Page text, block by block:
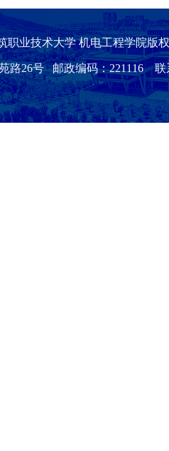
职业技术大学 机电工程学院版
路26号 邮政编码：221116 联